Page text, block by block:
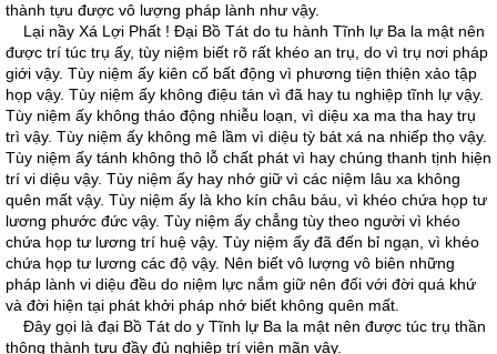
thành tựu được vô lượng pháp lành như vậy.
Lại nầy Xá Lợi Phất ! Ðại Bồ Tát do tu hành Tĩnh lự Ba la mật nên
được trí túc trụ ấy, tùy niệm biết rõ rất khéo an trụ, do vì trụ nơi pháp
giới vậy. Tùy niệm ấy kiên cố bất động vì phương tiện thiện xảo tập
họp vậy. Tùy niệm ấy không điệu tán vì đã hay tu nghiệp tĩnh lự vậy.
Tùy niệm ấy không tháo động nhiễu loạn, vì diệu xa ma tha hay trụ
trì vậy. Tùy niệm ấy không mê lầm vì diệu tỳ bát xá na nhiếp thọ vậy.
Tùy niệm ấy tánh không thô lỗ chất phát vì hay chúng thanh tịnh hiện
trí vi diệu vậy. Tùy niệm ấy hay nhớ giữ vì các niệm lâu xa không
quên mất vậy. Tùy niệm ấy là kho kín châu báu, vì khéo chứa họp tư
lương phước đức vậy. Tùy niệm ấy chẳng tùy theo người vì khéo
chứa họp tư lương trí huệ vậy. Tùy niệm ấy đã đến bỉ ngạn, vì khéo
chứa họp tư lương các độ vậy. Nên biết vô lượng vô biên những
pháp lành vi diệu đều do niệm lực nắm giữ nên đối với đời quá khứ
và đời hiện tại phát khởi pháp nhớ biết không quên mất.
Ðây gọi là đại Bồ Tát do y Tĩnh lự Ba la mật nên được túc trụ thần
thông thành tựu đầy đủ nghiệp trí viên mãn vậy.